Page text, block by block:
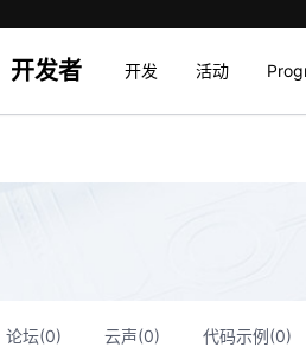
开发者 开发 活动
论坛(0) 云声(0) 代码示例(0)